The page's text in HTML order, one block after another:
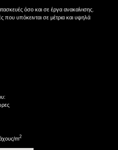
όσο και σε έργα ανακαίνισης.
που υπόκεινται σε μέτρια και υψηλά
m2